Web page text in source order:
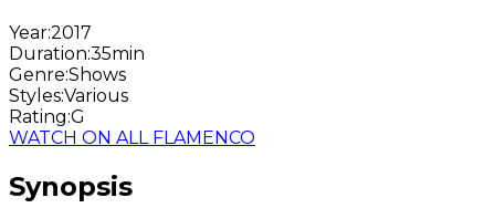
Year:2017
Duration:35min
Genre:Shows
Styles:Various
Rating:G
WATCH ON ALL FLAMENCO
Synopsis